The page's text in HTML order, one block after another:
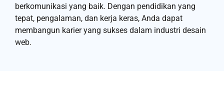
berkomunikasi yang baik. Dengan pendidikan yang
tepat, pengalaman, dan kerja keras, Anda dapat
membangun karier yang sukses dalam industri desain
web.